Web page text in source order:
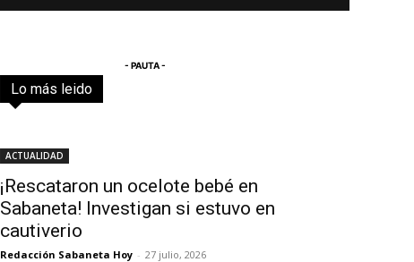
- PAUTA -
Lo más leidoTodo
ACTUALIDAD
¡Rescataron un ocelote bebé en
Sabaneta! Investigan si estuvo en
cautiverio
Redacción Sabaneta Hoy - 27 julio, 2026